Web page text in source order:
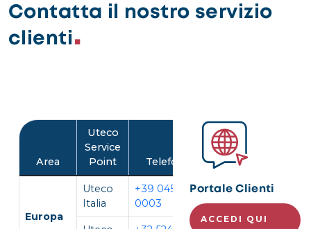
Contatta il nostro servizio
clienti
Area
Uteco
Service
Point
Telefono Lingua
Europa
Uteco
Italia
+39 045 452
0003
IT, EN
Portale Clienti
ACCEDI QUI